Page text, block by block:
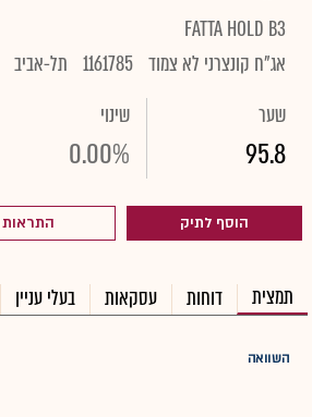
FATTA HOLD B3
אג"ח קונצרני לא צמוד 1161785 תל-אביב
שער
95.8
שינוי
0.00%
הוסף לתיק התראות
תמצית דוחות עסקאות בעלי עניין
השוואה